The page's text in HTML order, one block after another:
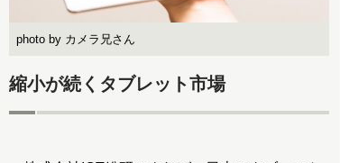
photo by カメラ兄さん
縮小が続くタブレット市場